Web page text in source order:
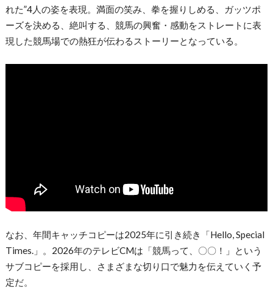
れた”4人の姿を表現。満面の笑み、拳を握りしめる、ガッツポ
ーズを決める、絶叫する、競馬の興奮・感動をストレートに表
現した競馬場での熱狂が伝わるストーリーとなっている。
なお、年間キャッチコピーは2025年に引き続き「Hello, Special
Times.」。2026年のテレビCMは「競馬って、〇〇！」という
サブコピーを採用し、さまざまな切り口で魅力を伝えていく予
定だ。